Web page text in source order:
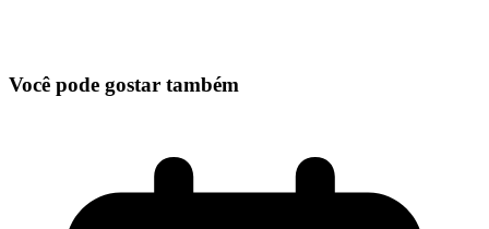
Você pode gostar também